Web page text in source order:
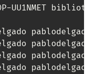
UU1NMET